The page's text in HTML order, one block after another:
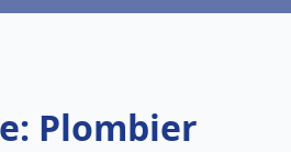
Plombier